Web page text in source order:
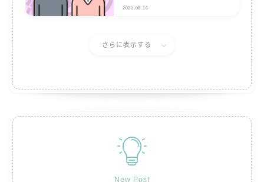
2021.08.16
さらに表示する
New Post